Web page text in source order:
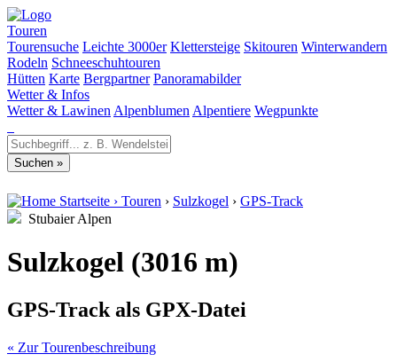
Touren
Tourensuche Leichte 3000er Klettersteige Skitouren Winterwandern
Rodeln Schneeschuhtouren
Hütten Karte Bergpartner Panoramabilder
Wetter & Infos
Wetter & Lawinen Alpenblumen Alpentiere Wegpunkte
Startseite › Touren › Sulzkogel › GPS-Track
Stubaier Alpen
Sulzkogel (3016 m)
GPS-Track als GPX-Datei
« Zur Tourenbeschreibung